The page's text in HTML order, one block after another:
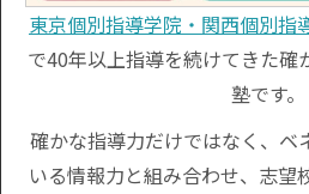
東京個別指導学院・関西個別指
で40年以上指導を続けてきた確
塾です。
確かな指導力だけではなく、ベ
いる情報力と組み合わせ、志望